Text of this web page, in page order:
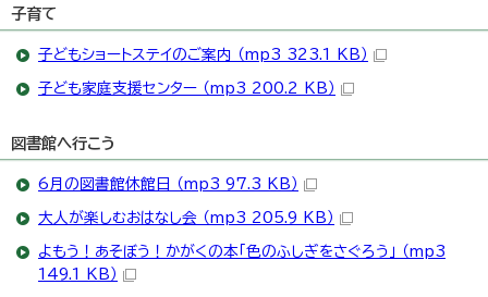
子育て
子どもショートステイのご案内 （mp3 323.1 KB）
子ども家庭支援センター （mp3 200.2 KB）
図書館へ行こう
6月の図書館休館日 （mp3 97.3 KB）
大人が楽しむおはなし会 （mp3 205.9 KB）
よもう！あそぼう！かがくの本「色のふしぎをさぐろう」 （mp3
149.1 KB）